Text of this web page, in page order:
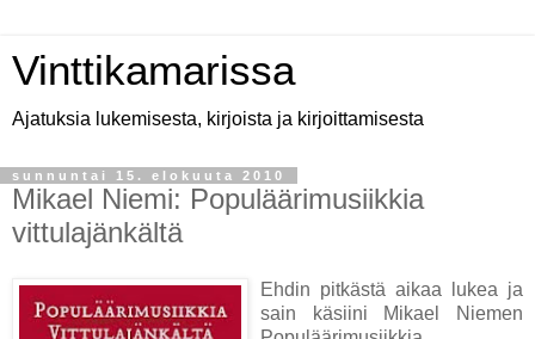
Vinttikamarissa
Ajatuksia lukemisesta, kirjoista ja kirjoittamisesta
sunnuntai 15. elokuuta 2010
Mikael Niemi: Populäärimusiikkia
vittulajänkältä
Ehdin pitkästä aikaa lukea ja
sain käsiini Mikael Niemen